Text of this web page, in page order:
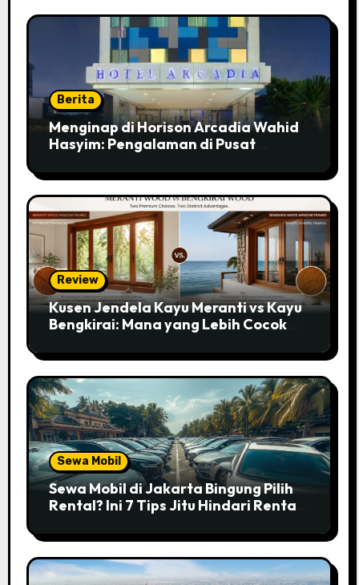
Berita
Menginap di Horison Arcadia Wahid
Hasyim: Pengalaman di Pusat
Review
Kusen Jendela Kayu Meranti vs Kayu
Bengkirai: Mana yang Lebih Cocok
Sewa Mobil
Sewa Mobil di Jakarta Bingung Pilih
Rental? Ini 7 Tips Jitu Hindari Rental